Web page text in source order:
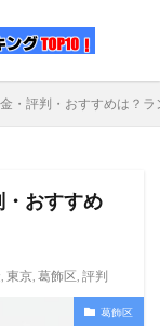
・評判・おすすめは？
・おすすめ
, 東京, 葛飾区, 評判
葛飾区